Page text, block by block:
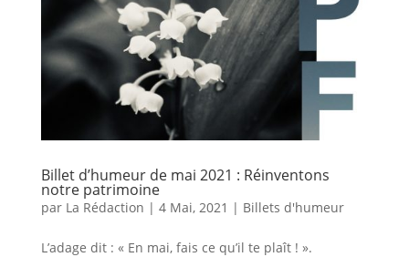
Billet d’humeur de mai 2021 : Réinventons
notre patrimoine
par La Rédaction | 4 Mai, 2021 | Billets d'humeur
L’adage dit : « En mai, fais ce qu’il te plaît ! ».